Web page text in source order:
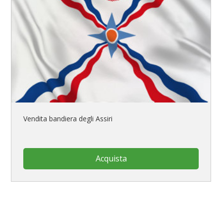
Vendita bandiera degli Assiri
Acquista